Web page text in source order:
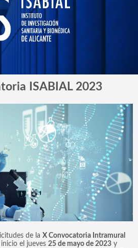
ISABIAL 2023
de la X Convocatoria Intramural
el jueves 25 de mayo de 2023 y